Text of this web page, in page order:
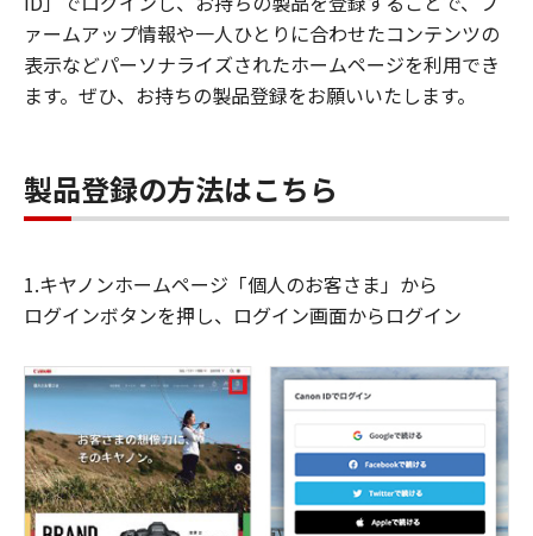
ァームアップ情報や一人ひとりに合わせたコンテンツの
表示などパーソナライズされたホームページを利用でき
ます。ぜひ、お持ちの製品登録をお願いいたします。
製品登録の方法はこちら
1.キヤノンホームページ「個人のお客さま」から
ログインボタンを押し、ログイン画面からログイン